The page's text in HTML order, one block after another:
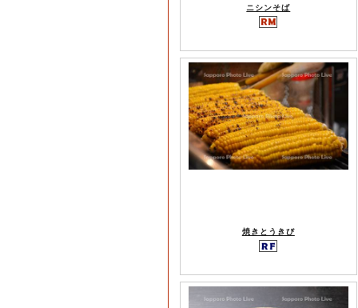
ニシンそば
焼きとうきび